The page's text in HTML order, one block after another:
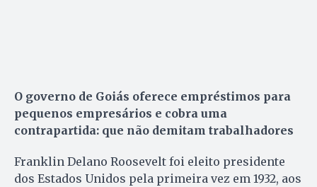
O governo de Goiás oferece empréstimos para
pequenos empresários e cobra uma
contrapartida: que não demitam trabalhadores
Franklin Delano Roosevelt foi eleito presidente
dos Estados Unidos pela primeira vez em 1932, aos